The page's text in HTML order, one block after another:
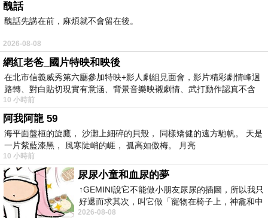
維修問題，不然縱使價格再便宜，日後求助無門，也是十
日前想購入FILUX 20張專業型碎紙機 FC-2620
經銷商都表示舊款已經賣完，已沒有舊款庫存了，剛好看
到燦坤快3網頁上還有賣，就線上預約到門市付款取貨。
有的時候這些商品的價格還真的頗殺的，於是乎，這一款
CP值破表的：FILUX 20張專業型碎紙機 FC-2620，在最
近燦坤狂打快3快閃購物日，趁著燦坤快三會員特典的時
候趕緊下手，超低價限量商品再辛苦也值得！
FILUX 20張專業型碎紙機 FC-2620
醜話
醜話先講在前，麻煩就不會留在後。
2026-08-08
網紅老爸_國片特映和映後
在北市信義威秀第六廳參加特映+影人劇組見面會，影片精彩劇情峰迴
路轉、對白貼切現實有意涵、背景音樂映襯劇情、武打動作認真不含
糊、
10 小時前
阿我阿龍 59
海平面盤桓的旋鷹， 沙灘上細碎的貝殼， 同樣矯健的遠方馳帆。 天是
一片紫藍漆黑， 風寒陡峭的崕， 孤高如傲梅。 月亮
10 小時前
尿尿小童和血尿的夢
↑GEMINI說它不能做小朋友尿尿的插圖，所以我只
好退而求其次，叫它做「寵物在椅子上，神龕和中
年人臉孔」的畫了。 六月底
2026-08-08